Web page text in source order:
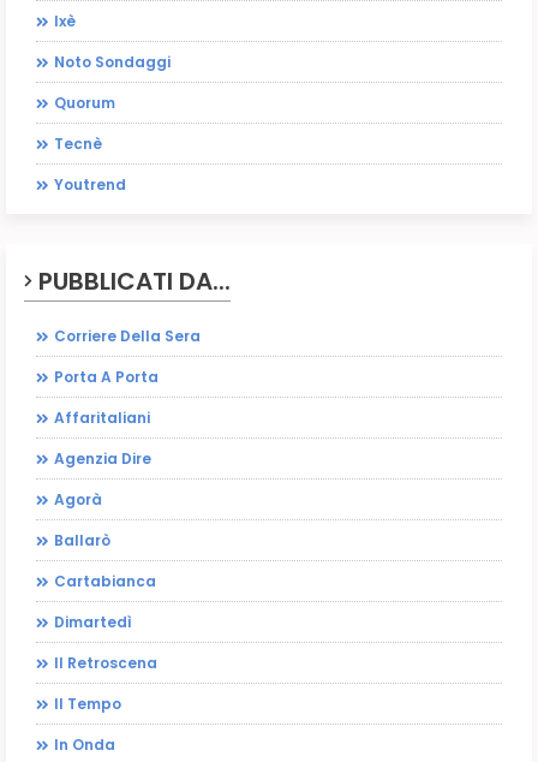
Ixè
Noto Sondaggi
Quorum
Tecnè
Youtrend
PUBBLICATI DA...
Corriere Della Sera
Porta A Porta
Affaritaliani
Agenzia Dire
Agorà
Ballarò
Cartabianca
Dimartedì
Il Retroscena
Il Tempo
In Onda